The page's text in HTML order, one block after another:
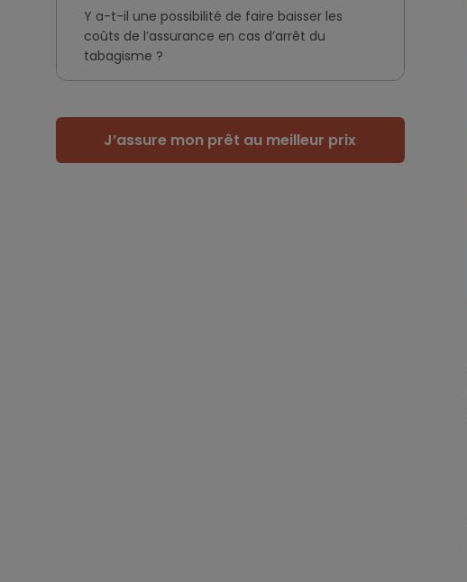
Y a-t-il une possibilité de faire baisser les
coûts de l’assurance en cas d’arrêt du
tabagisme ?
J’assure mon prêt au meilleur prix